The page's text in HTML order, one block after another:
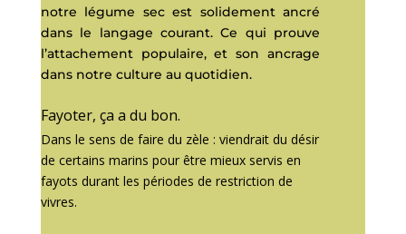
notre légume sec est solidement ancré
dans le langage courant. Ce qui prouve
l’attachement populaire, et son ancrage
dans notre culture au quotidien.
Fayoter, ça a du bon.
Dans le sens de faire du zèle : viendrait du désir
de certains marins pour être mieux servis en
fayots durant les périodes de restriction de
vivres.